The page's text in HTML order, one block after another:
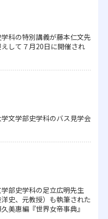
科の特別講義が藤本仁文先
して７月20日に開催され
文学部史学科のバス見学会
部史学科の足立広明先生
史、元教授）も執筆された
美惠編『世界女帝事典』